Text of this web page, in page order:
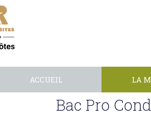
ACCUEIL LA
Bac Pro